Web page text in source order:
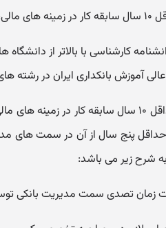
دانشنامه کارشناسی با بالاتر از
آموزش بانکداری ایران در رشته
۵ – ۳ - داشتن حداقل ۱۰ سال سابقه کار در
شرح زیر می باشد:
تصدی سمت مدیریت بانکی